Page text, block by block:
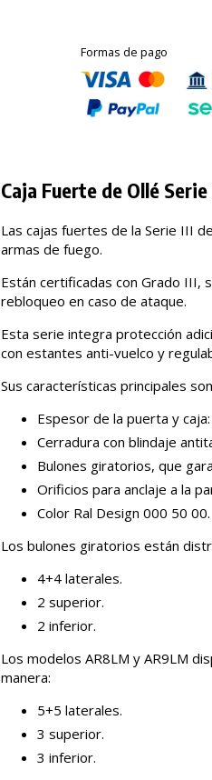
Formas de pago
Caja Fuerte de Ollé Serie
Las cajas fuertes de la Serie III
armas de fuego.
Están certificadas con Grado III,
rebloqueo en caso de ataque.
Esta serie integra protección
con estantes anti-vuelco y
Sus características principales
Espesor de la puerta y
Cerradura con blindaje
Bulones giratorios, que
Orificios para anclaje a la
Color Ral Design 000 50 00.
Los bulones giratorios están
4+4 laterales.
2 superior.
2 inferior.
Los modelos AR8LM y AR9LM
manera:
5+5 laterales.
3 superior.
3 inferior.